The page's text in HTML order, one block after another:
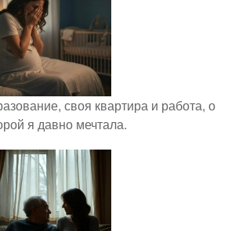
своя квартира и работа, о
я давно мечтала.